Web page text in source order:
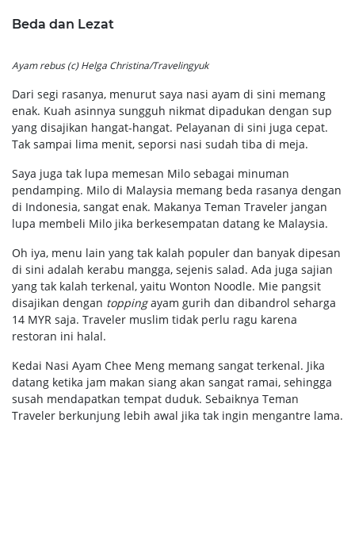
Beda dan Lezat
Ayam rebus (c) Helga Christina/Travelingyuk
Dari segi rasanya, menurut saya nasi ayam di sini memang
enak. Kuah asinnya sungguh nikmat dipadukan dengan sup
yang disajikan hangat-hangat. Pelayanan di sini juga cepat.
Tak sampai lima menit, seporsi nasi sudah tiba di meja.
Saya juga tak lupa memesan Milo sebagai minuman
pendamping. Milo di Malaysia memang beda rasanya dengan
di Indonesia, sangat enak. Makanya Teman Traveler jangan
lupa membeli Milo jika berkesempatan datang ke Malaysia.
Oh iya, menu lain yang tak kalah populer dan banyak dipesan
di sini adalah kerabu mangga, sejenis salad. Ada juga sajian
yang tak kalah terkenal, yaitu Wonton Noodle. Mie pangsit
disajikan dengan toppingayam gurih dan dibandrol seharga
14 MYR saja. Traveler muslim tidak perlu ragu karena
restoran ini halal.
Kedai Nasi Ayam Chee Meng memang sangat terkenal. Jika
datang ketika jam makan siang akan sangat ramai, sehingga
susah mendapatkan tempat duduk. Sebaiknya Teman
Traveler berkunjung lebih awal jika tak ingin mengantre lama.